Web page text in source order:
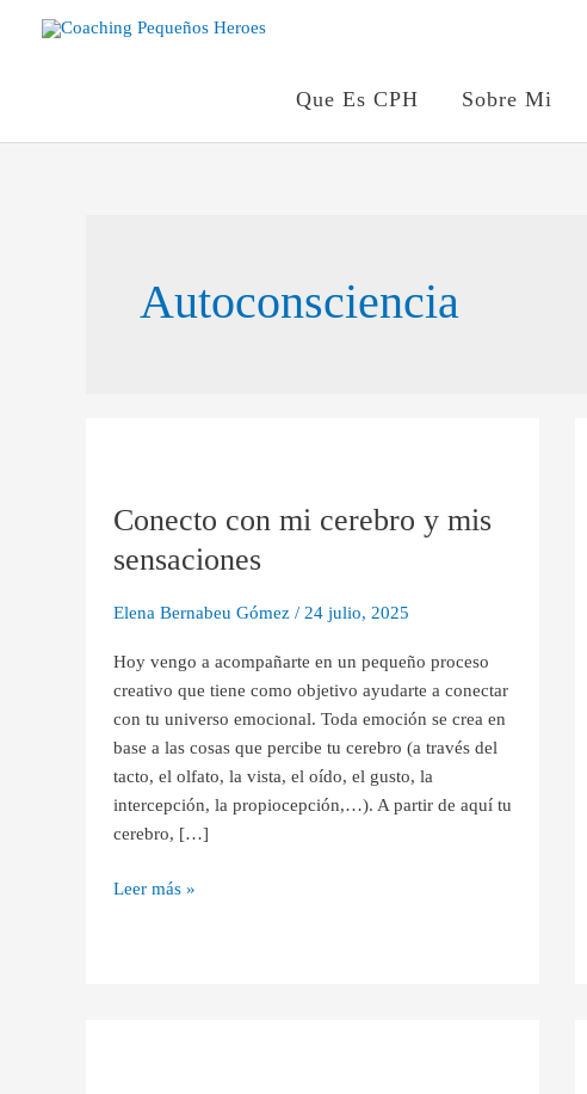
Que Es CPH Sobre Mi
Autoconsciencia
Conecto con mi cerebro y mis
sensaciones
Elena Bernabeu Gómez / 24 julio, 2025
Hoy vengo a acompañarte en un pequeño proceso
creativo que tiene como objetivo ayudarte a conectar
con tu universo emocional. Toda emoción se crea en
base a las cosas que percibe tu cerebro (a través del
tacto, el olfato, la vista, el oído, el gusto, la
intercepción, la propiocepción,…). A partir de aquí tu
cerebro, […]
mi
y
Leer más »